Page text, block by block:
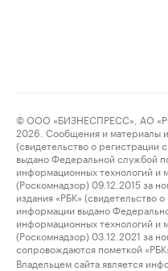
© ООО «БИЗНЕСПРЕСС», АО
2026. Сообщения и материалы
(свидетельство о регистрации
выдано Федеральной службой
информационных технологий и
(Роскомнадзор) 09.12.2015 за
издания «РБК» (свидетельство
информации выдано
информационных технологий и
(Роскомнадзор) 03.12.2021 за
сопровождаются пометкой
Владельцем сайта является